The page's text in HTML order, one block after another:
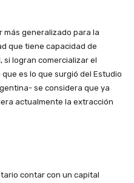
más generalizado para la
que tiene capacidad de
logran comercializar el
es lo que surgió del Estudio
se considera que ya
actualmente la extracción
contar con un capital